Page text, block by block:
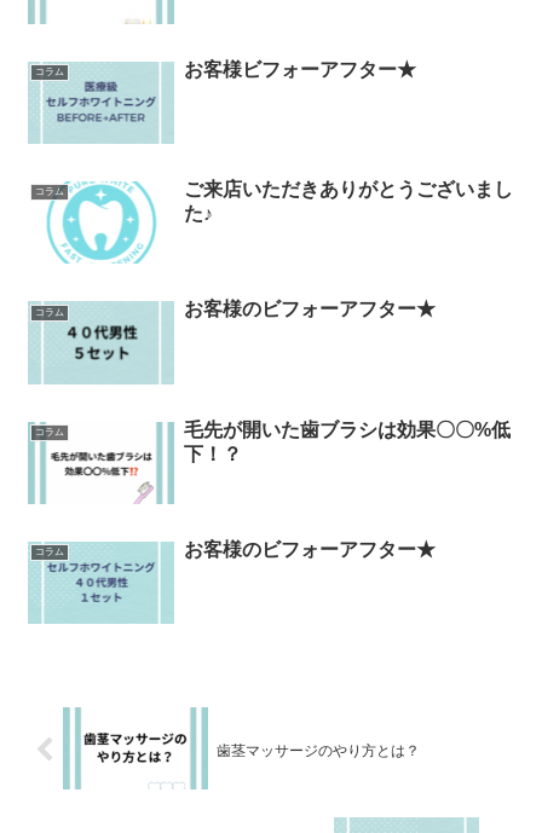
コラム お客様ビフォーアフター★
コラム
ご来店いただきありがとうございまし
た♪
コラム お客様のビフォーアフター★
コラム
毛先が開いた歯ブラシは効果〇〇%低
下！？
コラム お客様のビフォーアフター★
歯茎マッサージのやり方とは？